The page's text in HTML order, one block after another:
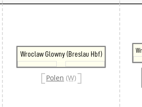
Wroclaw Glowny (Breslau Hbf)
Polen (W)